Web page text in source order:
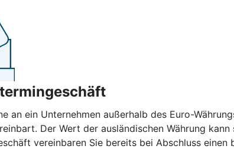
an ein Unternehmen außerhalb des Euro-
Der Wert der ausländischen Währung
vereinbaren Sie bereits bei Abschluss